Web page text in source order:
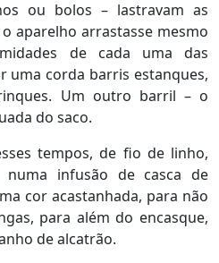
ou bolos – lastravam as
aparelho arrastasse mesmo
de cada uma das
uma corda barris estanques,
Um outro barril – o
do saco.
tempos, de fio de linho,
infusão de casca de
cor acastanhada, para não
para além do encasque,
de alcatrão.